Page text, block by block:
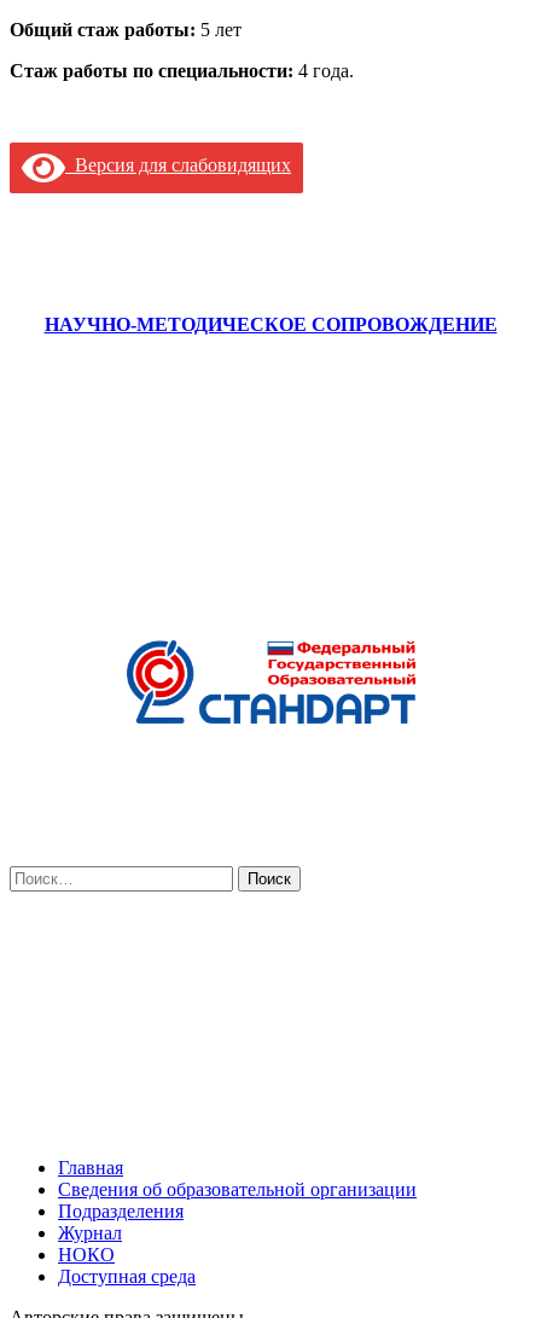
Общий стаж работы: 5 лет
Стаж работы по специальности: 4 года.
Версия для слабовидящих
НАУЧНО-МЕТОДИЧЕСКОЕ СОПРОВОЖДЕНИЕ
Искать:
Главная
Сведения об образовательной организации
Подразделения
Журнал
НОКО
Доступная среда